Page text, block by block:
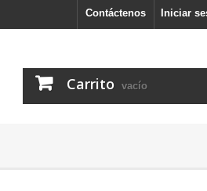
Iniciar
Contáctenos
Carrito vacío